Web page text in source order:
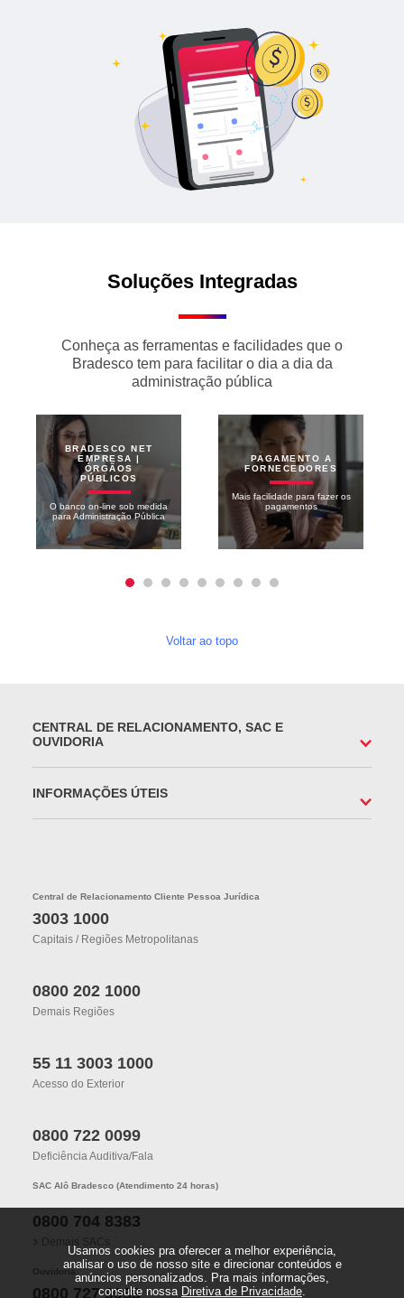
Soluções Integradas
Conheça as ferramentas e facilidades que o
Bradesco tem para facilitar o dia a dia da
administração pública
BRADESCO NET
EMPRESA |
ÓRGÃOS
PÚBLICOS
O banco on-line sob medida
para Administração Pública
PAGAMENTO A
FORNECEDORES
Mais facilidade para fazer os
pagamentos
Voltar ao topo
Usamos cookies pra oferecer a melhor experiência,
analisar o uso de nosso site e direcionar conteúdos e
anúncios personalizados. Pra mais informações,
consulte nossa Diretiva de Privacidade.
CENTRAL DE RELACIONAMENTO, SAC E
OUVIDORIA
INFORMAÇÕES ÚTEIS
Central de Relacionamento Cliente Pessoa Jurídica
3003 1000
Capitais / Regiões Metropolitanas
0800 202 1000
Demais Regiões
55 11 3003 1000
Acesso do Exterior
0800 722 0099
Deficiência Auditiva/fala
SAC Alô Bradesco (Atendimento 24 horas)
0800 704 8383
Demais SACs
Ouvidoria
0800 727 9933